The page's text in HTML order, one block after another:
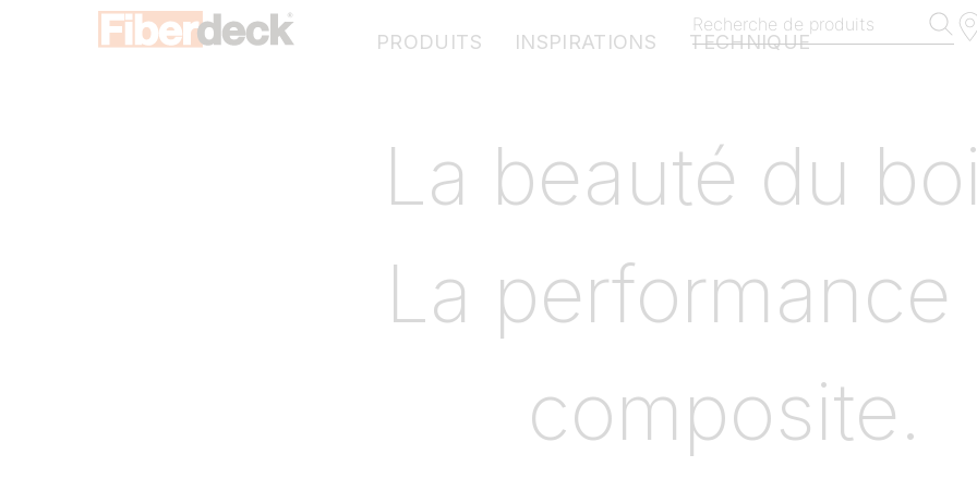
PRODUITS
HARMONY
VINTAGE
BROOKLYN
MyDeckPlanner
INSPIRATIONS TECHNIQUE
Recherche de produits
La beauté du
La performance
composite.